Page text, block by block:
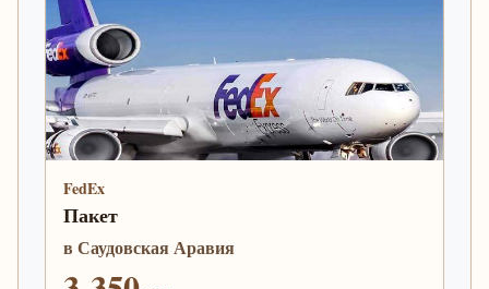
FedEx
Пакет
в Саудовская Аравия